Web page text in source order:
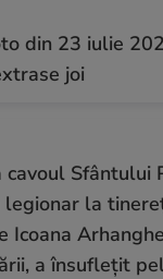
din 23 iulie
joi
cavoul Sfântului
la
Icoana
a însuflețit